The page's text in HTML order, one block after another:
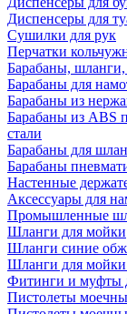
Диспенсеры для
Сушилки для рук
Перчатки
Барабаны,
Барабаны для
Барабаны из
Барабаны из ABS
стали
Барабаны для
Барабаны
Настенные
Аксессуары для
Промышленные
Шланги для мойки
Шланги синие
Шланги для мойки
Фитинги и муфты
Пистолеты